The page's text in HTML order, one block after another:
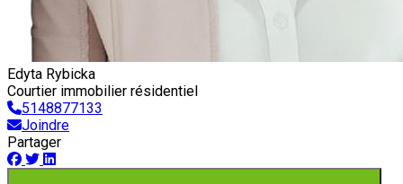
Edyta Rybicka
Courtier immobilier résidentiel
5148877133
Joindre
Partager